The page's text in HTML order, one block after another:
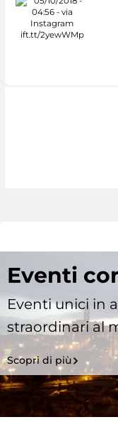
Eventi
Eventi unici in
straordinari al
Scopri di più